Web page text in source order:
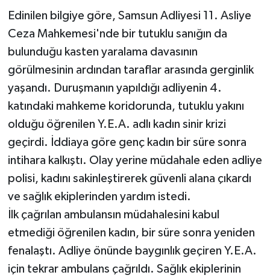
Edinilen bilgiye göre, Samsun Adliyesi 11. Asliye
Ceza Mahkemesi'nde bir tutuklu sanığın da
bulunduğu kasten yaralama davasının
görülmesinin ardından taraflar arasında gerginlik
yaşandı. Duruşmanın yapıldığı adliyenin 4.
katındaki mahkeme koridorunda, tutuklu yakını
olduğu öğrenilen Y.E.A. adlı kadın sinir krizi
geçirdi. İddiaya göre genç kadın bir süre sonra
intihara kalkıştı. Olay yerine müdahale eden adliye
polisi, kadını sakinleştirerek güvenli alana çıkardı
ve sağlık ekiplerinden yardım istedi.
İlk çağrılan ambulansın müdahalesini kabul
etmediği öğrenilen kadın, bir süre sonra yeniden
fenalaştı. Adliye önünde baygınlık geçiren Y.E.A.
için tekrar ambulans çağrıldı. Sağlık ekiplerinin